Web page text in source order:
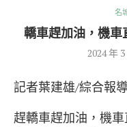
名
轎車趕加油，機車
2024 年
記者葉建雄/綜合報導
趕轎車趕加油，機